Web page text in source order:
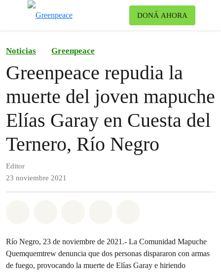
DONÁ AHORA
Noticias Greenpeace
Greenpeace repudia la
muerte del joven mapuche
Elías Garay en Cuesta del
Ternero, Río Negro
Editor
23 noviembre 2021
Río Negro, 23 de noviembre de 2021.- La Comunidad Mapuche
Quemquemtrew denuncia que dos personas dispararon con armas
de fuego, provocando la muerte de Elías Garay e hiriendo